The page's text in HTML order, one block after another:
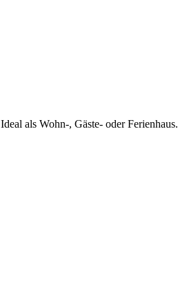
als Wohn-, Gäste- oder Ferienhaus.